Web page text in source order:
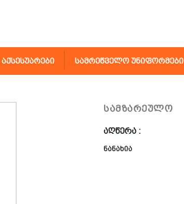
აქსესუარები სამრეწველო უნიფორმები
სამზარეულო
აღწერა :
ნანახია